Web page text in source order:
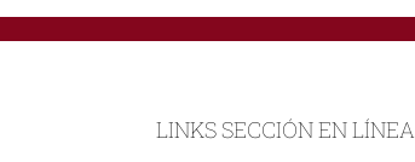
LINKS SECCIÓN EN LÍNEA